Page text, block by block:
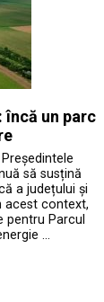
un parc
să susțină
a județului și
acest context,
Parcul
…